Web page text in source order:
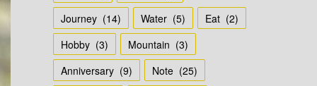
Journey (14) Water (5) Eat (2)
Hobby (3) Mountain (3)
Anniversary (9) Note (25)